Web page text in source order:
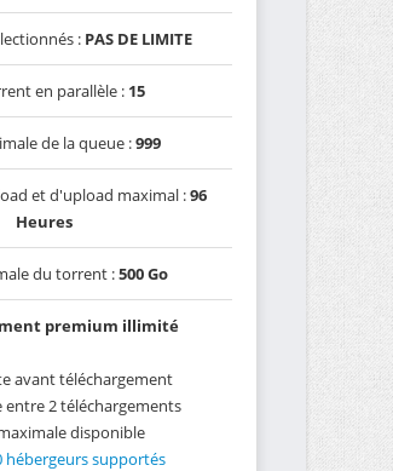
: PAS DE LIMITE
en parallèle : 15
de la queue :999
et d'upload maximal :96
Heures
du torrent :500 Go
premium illimité
avant téléchargement
entre 2 téléchargements
disponible
hébergeurs supportés